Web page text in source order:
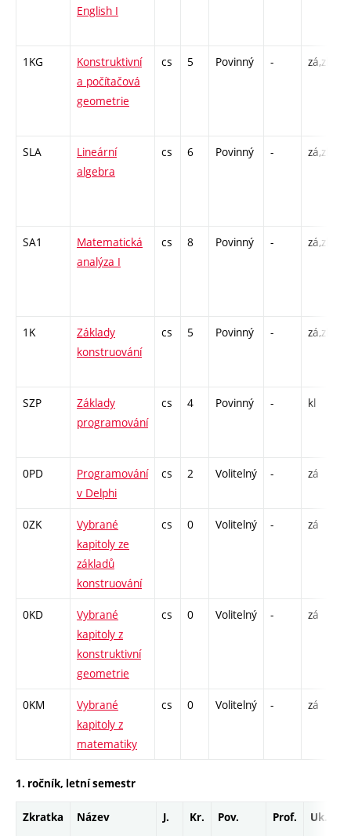
English I
1KG
Konstruktivní
a počítačová
geometrie
cs 5 Povinný - zá,zk
SLA
Lineární
algebra
cs 6 Povinný - zá,zk
SA1
Matematická
analýza I
cs 8 Povinný - zá,zk
1K
Základy
konstruování
cs 5 Povinný - zá,zk
SZP
Základy
programování
cs 4 Povinný - kl
0PD
Programování
v Delphi
cs 2 Volitelný - zá
0ZK
Vybrané
kapitoly ze
základů
konstruování
cs 0 Volitelný - zá
0KD
Vybrané
kapitoly z
konstruktivní
geometrie
cs 0 Volitelný - zá
0KM
Vybrané
kapitoly z
matematiky
cs 0 Volitelný - zá
1. ročník, letní semestr
Zkratka Název J. Kr. Pov. Prof. Uk.